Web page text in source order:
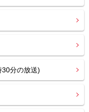
分の放送)